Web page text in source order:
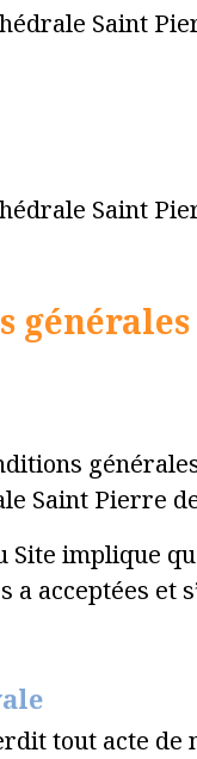
Saint
Saint
Saint Pierre
Site implique
a acceptées et
tout acte